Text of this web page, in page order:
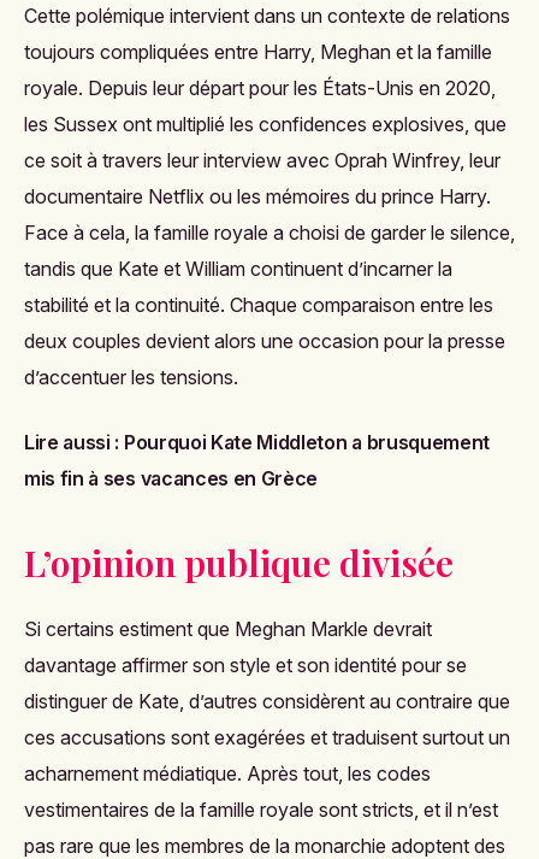
Cette polémique intervient dans un contexte de relations
toujours compliquées entre Harry, Meghan et la famille
royale. Depuis leur départ pour les États-Unis en 2020,
les Sussex ont multiplié les confidences explosives, que
ce soit à travers leur interview avec Oprah Winfrey, leur
documentaire Netflix ou les mémoires du prince Harry.
Face à cela, la famille royale a choisi de garder le silence,
tandis que Kate et William continuent d’incarner la
stabilité et la continuité. Chaque comparaison entre les
deux couples devient alors une occasion pour la presse
d’accentuer les tensions.
Lire aussi : Pourquoi Kate Middleton a brusquement
mis fin à ses vacances en Grèce
L’opinion publique divisée
Si certains estiment que Meghan Markle devrait
davantage affirmer son style et son identité pour se
distinguer de Kate, d’autres considèrent au contraire que
ces accusations sont exagérées et traduisent surtout un
acharnement médiatique. Après tout, les codes
vestimentaires de la famille royale sont stricts, et il n’est
pas rare que les membres de la monarchie adoptent des